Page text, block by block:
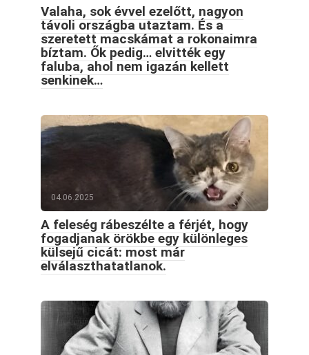
Valaha, sok évvel ezelőtt, nagyon
távoli országba utaztam. És a
szeretett macskámat a rokonaimra
bíztam. Ők pedig… elvitték egy
faluba, ahol nem igazán kellett
senkinek…
04.06.2025
A feleség rábeszélte a férjét, hogy
fogadjanak örökbe egy különleges
külsejű cicát: most már
elválaszthatatlanok.